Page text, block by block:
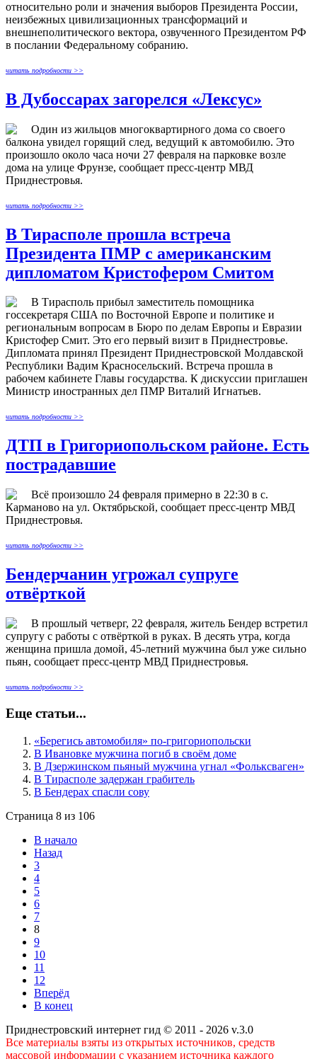
относительно роли и значения выборов Президента России,
неизбежных цивилизационных трансформаций и
внешнеполитического вектора, озвученного Президентом РФ
в послании Федеральному собранию.
читать подробности >>
В Дубоссарах загорелся «Лексус»
Один из жильцов многоквартирного дома со своего
балкона увидел горящий след, ведущий к автомобилю. Это
произошло около часа ночи 27 февраля на парковке возле
дома на улице Фрунзе, сообщает пресс-центр МВД
Приднестровья.
читать подробности >>
В Тирасполе прошла встреча
Президента ПМР с американским
дипломатом Кристофером Смитом
В Тирасполь прибыл заместитель помощника
госсекретаря США по Восточной Европе и политике и
региональным вопросам в Бюро по делам Европы и Евразии
Кристофер Смит. Это его первый визит в Приднестровье.
Дипломата принял Президент Приднестровской Молдавской
Республики Вадим Красносельский. Встреча прошла в
рабочем кабинете Главы государства. К дискуссии приглашен
Министр иностранных дел ПМР Виталий Игнатьев.
читать подробности >>
ДТП в Григориопольском районе. Есть
пострадавшие
Всё произошло 24 февраля примерно в 22:30 в с.
Карманово на ул. Октябрьской, сообщает пресс-центр МВД
Приднестровья.
читать подробности >>
Бендерчанин угрожал супруге
отвёрткой
В прошлый четверг, 22 февраля, житель Бендер встретил
супругу с работы с отвёрткой в руках. В десять утра, когда
женщина пришла домой, 45-летний мужчина был уже сильно
пьян, сообщает пресс-центр МВД Приднестровья.
читать подробности >>
Еще статьи...
«Берегись автомобиля» по-григориопольски
В Ивановке мужчина погиб в своём доме
В Дзержинском пьяный мужчина угнал «Фольксваген»
В Тирасполе задержан грабитель
В Бендерах спасли сову
Страница 8 из 106
В начало
Назад
3
4
5
6
7
8
9
10
11
12
Вперёд
В конец
Приднестровский интернет гид © 2011 - 2026 v.3.0
Все материалы взяты из открытых источников, средств
массовой информации с указанием источника каждого